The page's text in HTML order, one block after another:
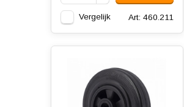
Vergelijk Art: 460.211